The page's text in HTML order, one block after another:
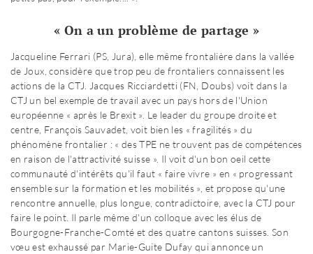
« On a un problème de partage »
Jacqueline Ferrari (PS, Jura), elle même frontalière dans la vallée
de Joux, considère que trop peu de frontaliers connaissent les
actions de la CTJ. Jacques Ricciardetti (FN, Doubs) voit dans la
CTJ un bel exemple de travail avec un pays hors de l'Union
européenne « après le Brexit ». Le leader du groupe droite et
centre, François Sauvadet, voit bien les « fragilités » du
phénomène frontalier : « des TPE ne trouvent pas de compétences
en raison de l'attractivité suisse ». Il voit d'un bon oeil cette
communauté d'intérêts qu'il faut « faire vivre » en « progressant
ensemble sur la formation et les mobilités », et propose qu'une
rencontre annuelle, plus longue, contradictoire, avec la CTJ pour
faire le point. Il parle même d'un colloque avec les élus de
Bourgogne-Franche-Comté et des quatre cantons suisses. Son
vœu est exhaussé par Marie-Guite Dufay qui annonce un